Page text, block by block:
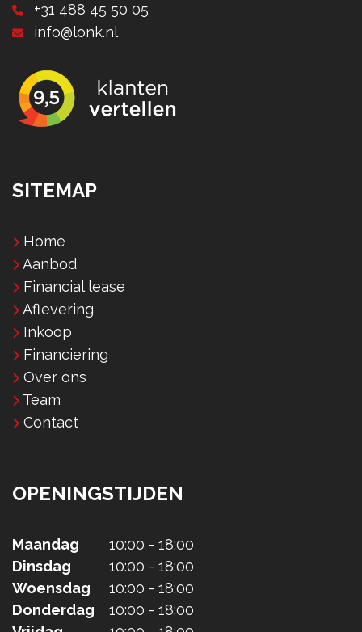
+31 488 45 50 05
info@lonk.nl
SITEMAP
Home
Aanbod
Financial lease
Aflevering
Inkoop
Financiering
Over ons
Team
Contact
OPENINGSTIJDEN
Maandag
10:00 - 18:00
Dinsdag
10:00 - 18:00
Woensdag
10:00 - 18:00
Donderdag
10:00 - 18:00